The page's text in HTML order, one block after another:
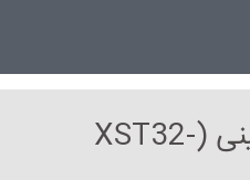
پمپ سانتریفیوژ زمینی (XST32-